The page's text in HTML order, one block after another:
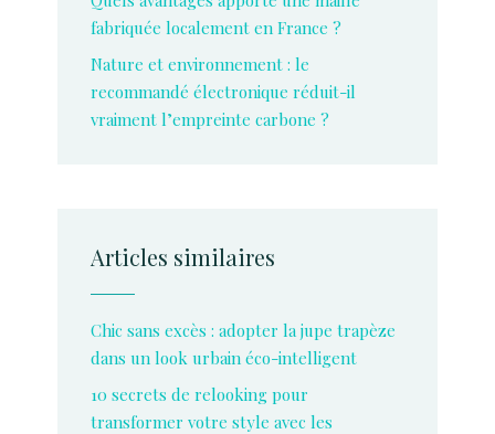
fabriquée localement en France ?
Nature et environnement : le
recommandé électronique réduit-il
vraiment l’empreinte carbone ?
Articles similaires
Chic sans excès : adopter la jupe trapèze
dans un look urbain éco-intelligent
10 secrets de relooking pour
transformer votre style avec les